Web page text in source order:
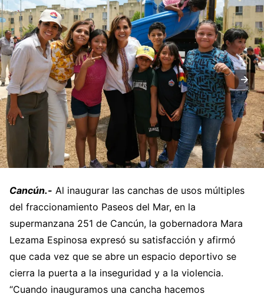
Cancún.- Al inaugurar las canchas de usos múltiples
del fraccionamiento Paseos del Mar, en la
supermanzana 251 de Cancún, la gobernadora Mara
Lezama Espinosa expresó su satisfacción y afirmó
que cada vez que se abre un espacio deportivo se
cierra la puerta a la inseguridad y a la violencia.
“Cuando inauguramos una cancha hacemos